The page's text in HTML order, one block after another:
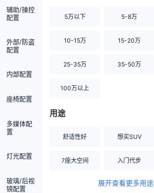
辅助/操控
配置
外部/防盗
配置
内部配置
座椅配置
多媒体配
置
灯光配置
玻璃/后视
镜配置
5万以下 5-8万
10-15万 15-20万
25-35万 35-50万
100万以上
用途
舒适性好 想买SUV
7座大空间 入门代步
空间宽敞
展开查看更多用途